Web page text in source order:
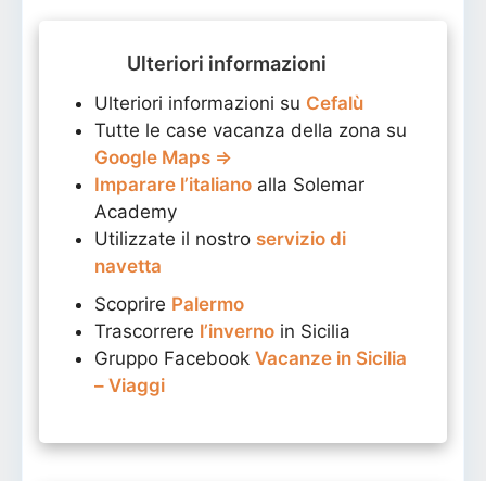
Ulteriori informazioni
Ulteriori informazioni su Cefalù
Tutte le case vacanza della zona su
Google Maps ⇒
Imparare l’italiano alla Solemar
Academy
Utilizzate il nostro servizio di
navetta
Scoprire Palermo
Trascorrere l’inverno in Sicilia
Gruppo Facebook Vacanze in Sicilia
– Viaggi